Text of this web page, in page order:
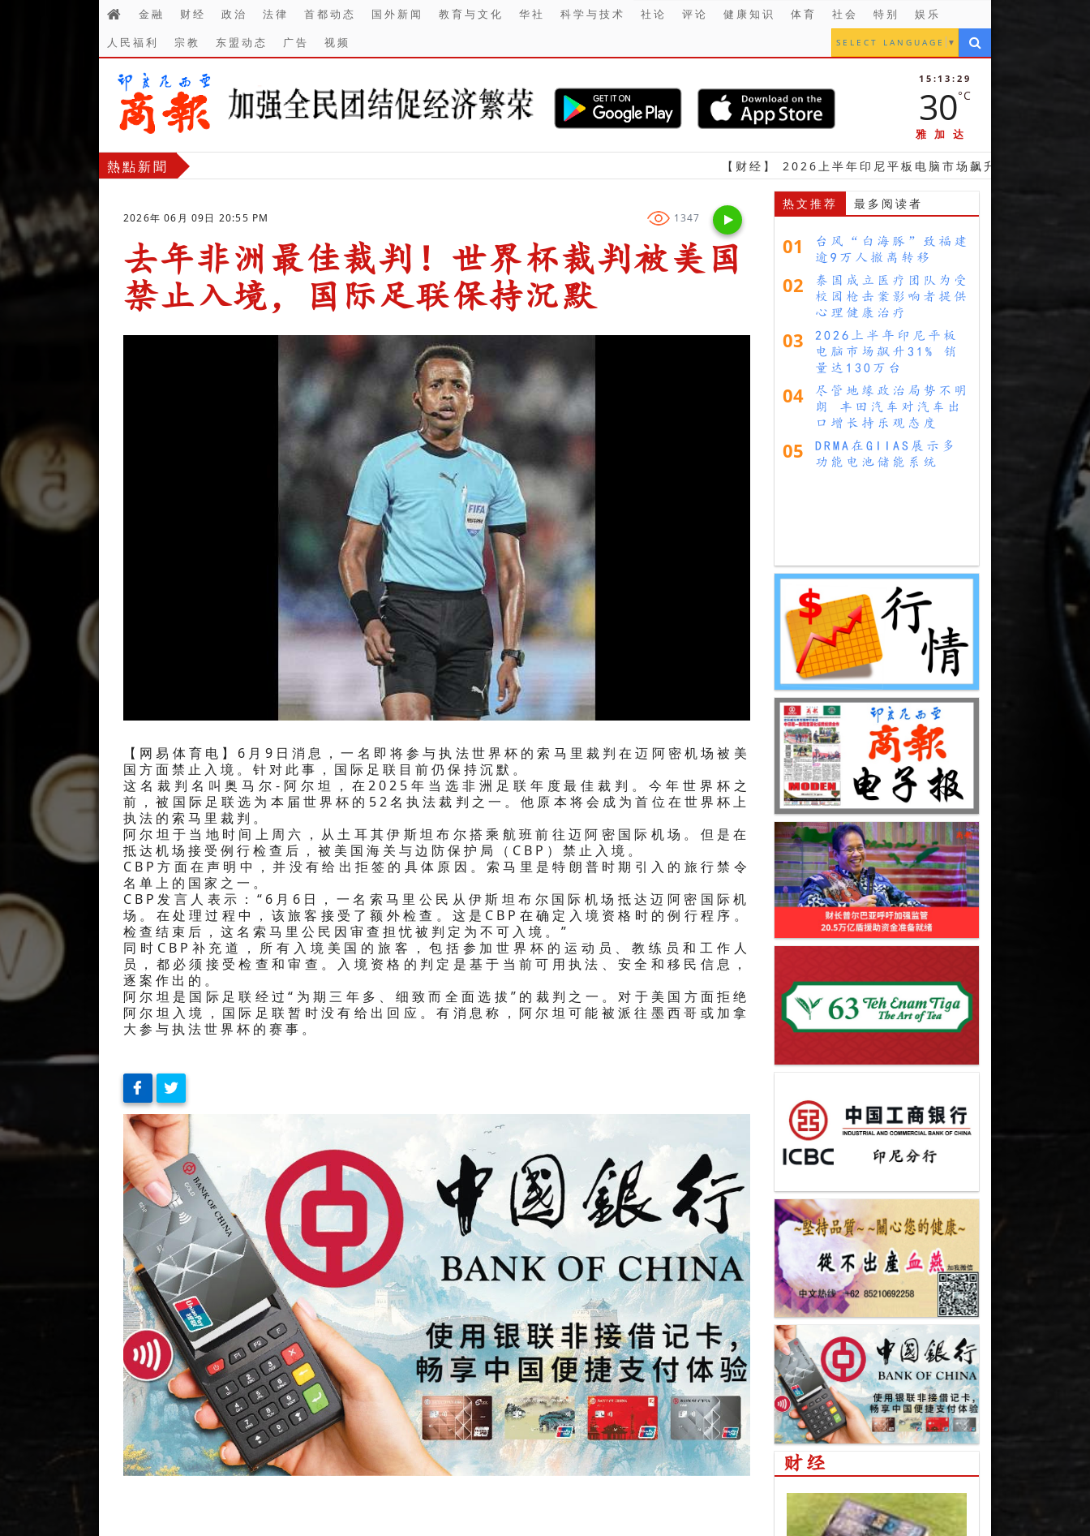
金融 财经 政治 法律 首都动态 国外新闻 教育与文化 华社 科学与技术 社论 评论 健康知识 体育 社会 特别
娱乐
人民福利
宗教 东盟动态 广告 视频 SELECT LANGUAGE ▼
15:13:30
30°C
雅加达
熱點新聞 【财经】 2026上半年印尼平板电脑市场飙升31% 销量达130万台
2026年 06月 09日 20:55 PM 1347
去年非洲最佳裁判！世界杯裁判被美国
禁止入境，国际足联保持沉默
【网易体育电】6月9日消息，一名即将参与执法世界杯的索马里裁判在迈阿密机场被美
国方面禁止入境。针对此事，国际足联目前仍保持沉默。
这名裁判名叫奥马尔-阿尔坦，在2025年当选非洲足联年度最佳裁判。今年世界杯之
前，被国际足联选为本届世界杯的52名执法裁判之一。他原本将会成为首位在世界杯上
执法的索马里裁判。
阿尔坦于当地时间上周六，从土耳其伊斯坦布尔搭乘航班前往迈阿密国际机场。但是在
抵达机场接受例行检查后，被美国海关与边防保护局（CBP）禁止入境。
CBP方面在声明中，并没有给出拒签的具体原因。索马里是特朗普时期引入的旅行禁令
名单上的国家之一。
CBP发言人表示：“6月6日，一名索马里公民从伊斯坦布尔国际机场抵达迈阿密国际机
场。在处理过程中，该旅客接受了额外检查。这是CBP在确定入境资格时的例行程序。
检查结束后，这名索马里公民因审查担忧被判定为不可入境。”
同时CBP补充道，所有入境美国的旅客，包括参加世界杯的运动员、教练员和工作人
员，都必须接受检查和审查。入境资格的判定是基于当前可用执法、安全和移民信息，
逐案作出的。
阿尔坦是国际足联经过“为期三年多、细致而全面选拔”的裁判之一。对于美国方面拒绝
阿尔坦入境，国际足联暂时没有给出回应。有消息称，阿尔坦可能被派往墨西哥或加拿
大参与执法世界杯的赛事。
热文推荐 最多阅读者
01
台风“白海豚”致福建
逾9万人撤离转移
02
泰国成立医疗团队为受
校园枪击案影响者提供
心理健康治疗
03
2026上半年印尼平板
电脑市场飙升31% 销
量达130万台
04
尽管地缘政治局势不明
朗 丰田汽车对汽车出
口增长持乐观态度
05
DRMA在GIIAS展示多
功能电池储能系统
财经